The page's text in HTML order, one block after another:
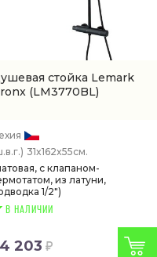
стойка Lemark
(LM3770BL)
31x162x55см.
с клапаном-
из латуни,
1/2")
В НАЛИЧИИ
203